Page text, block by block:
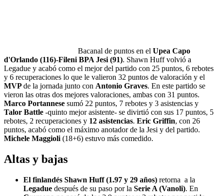
Bacanal de puntos en el Upea Capo
d'Orlando (116)-Fileni BPA Jesi (91). Shawn Huff volvió a
Legadue y acabó como el mejor del partido con 25 puntos, 6 rebotes
y 6 recuperaciones lo que le valieron 32 puntos de valoración y el
MVPde la jornada junto con Antonio Graves. En este partido se
vieron las otras dos mejores valoraciones, ambas con 31 puntos.
Marco Portannese sumó 22 puntos, 7 rebotes y 3 asistencias y
Talor Battle -quinto mejor asistente- se divirtió con sus 17 puntos, 5
rebotes, 2 recuperaciones y 12 asistencias. Eric Griffin, con 26
puntos, acabó como el máximo anotador de la Jesi y del partido.
Michele Maggioli (18+6) estuvo más comedido.
Altas y bajas
El finlandés Shawn Huff (1.97 y 29 años) retorna a la
Legadue después de su paso por la Serie A (Vanoli). En